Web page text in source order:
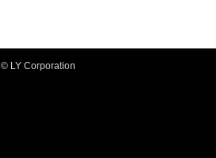
© LY Corporation